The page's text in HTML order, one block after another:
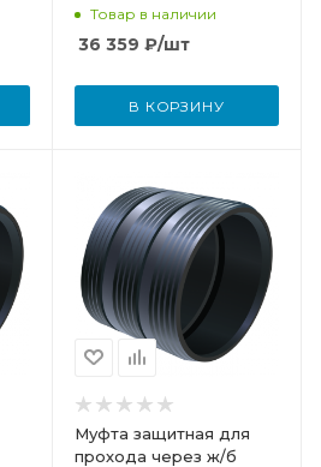
Товар в наличии
36 359 ₽/шт
В КОРЗИНУ
Муфта защитная для
прохода через ж/б